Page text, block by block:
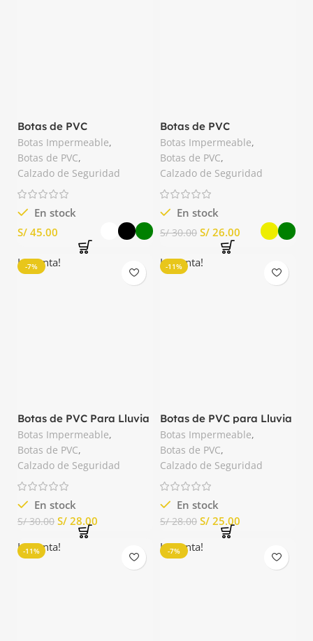
Botas de PVC
Impermeable Ditta Forte
Botas Impermeable,
Botas de PVC,
Calzado de Seguridad
En stock
S/
Botas de PVC
Impermeable Fortress
Botas Impermeable,
Botas de PVC,
Calzado de Seguridad
En stock
S/30.00 S/ 26.00
-7%
La venta!
Botas de PVC Para Lluvia
Blanco Pega Forte
Botas Impermeable,
Botas de PVC,
Calzado de Seguridad
En stock
S/30.00 S/ 28.00
-11%
La venta!
Botas de PVC para Lluvia
Color Negro Prince
Botas Impermeable,
Botas de PVC,
Calzado de Seguridad
En stock
S/28.00 S/ 25.00
-11%
La venta! -7%
La venta!